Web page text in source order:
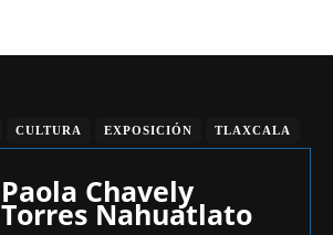
CULTURA EXPOSICIÓN TLAXCALA
Paola Chavely
Torres Nahuatlato